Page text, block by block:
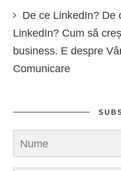
De ce LinkedIn? De
LinkedIn? Cum să
business. E despre
Comunicare